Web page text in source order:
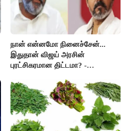
நான் என்னமோ நினைச்சேன்...
இதுதான் விஜய் அரசின்
புரட்சிகரமான திட்டமா? -